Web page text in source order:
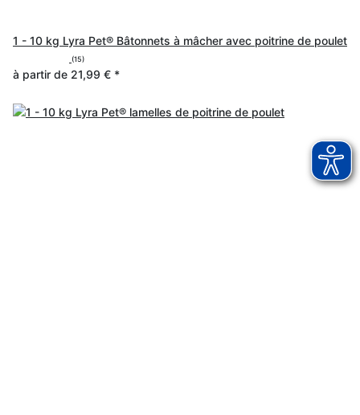
1 - 10 kg Lyra Pet® Bâtonnets à mâcher avec poitrine de poulet
(15)
à partir de 21,99 € *